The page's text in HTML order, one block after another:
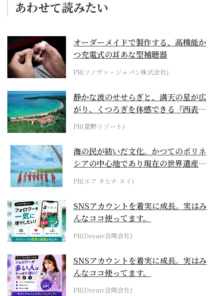
あわせて読みたい
オーダーメイドで製作する、高機能か
つ充電式の耳あな型補聴器
PR(ソノヴァ・ジャパン株式会社)
静かな波のせせらぎと、満天の星が広
がり、くつろぎを体感できる『西表島
ホテル by...
PR(星野リゾート)
海の民が紡いだ文化。かつてのポリネ
シアの中心地であり現在の世界遺産か
らみえてくる...
PR(エア タヒチ ヌイ)
SNSアカウントを着実に成長。実はみ
んなココ使ってます。
PR(Dreaw合同会社)
SNSアカウントを着実に成長。実はみ
んなココ使ってます。
PR(Dreaw合同会社)